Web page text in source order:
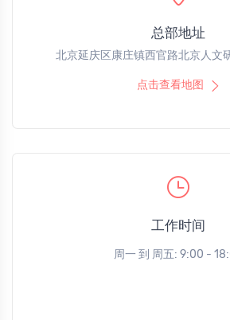
总部地址
北京延庆区康庄镇西官路北京人文
点击查看地图
工作时间
周一 到 周五: 9:00 -